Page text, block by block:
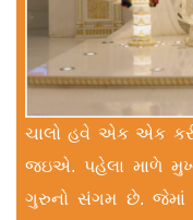
ચાલો હવે એક એક
જઇએ. પહેલા માળે
ગુરુનો સંગમ છે. જેમાં